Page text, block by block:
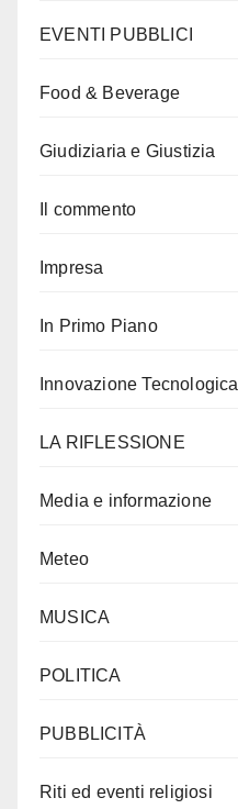
EVENTI PUBBLICI
Food & Beverage
Giudiziaria e Giustizia
Il commento
Impresa
In Primo Piano
Innovazione Tecnologica
LA RIFLESSIONE
Media e informazione
Meteo
MUSICA
POLITICA
PUBBLICITÀ
Riti ed eventi religiosi